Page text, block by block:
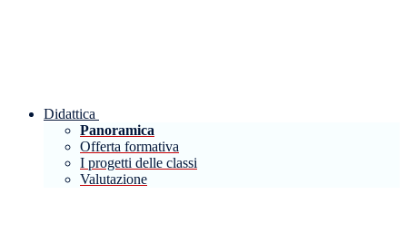
Didattica
Panoramica
Offerta formativa
I progetti delle classi
Valutazione